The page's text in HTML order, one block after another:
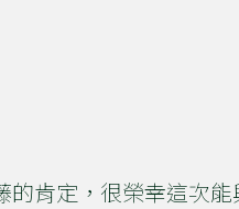
的肯定，很榮幸這次